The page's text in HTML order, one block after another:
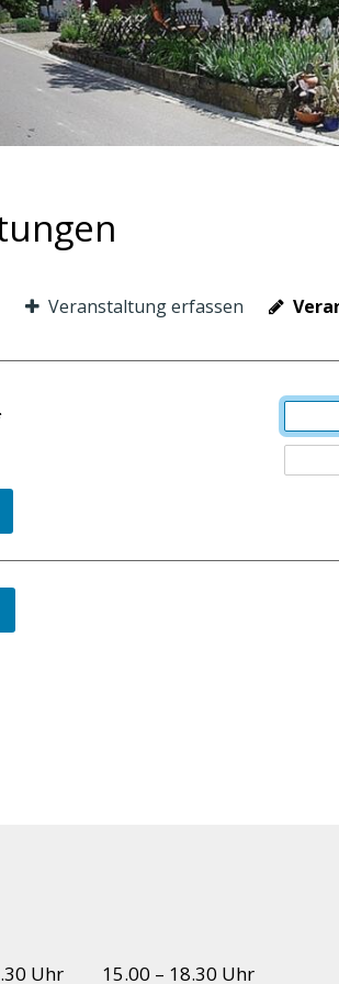
Veranstaltung erfassen
Uhr 15.00 – 18.30 Uhr